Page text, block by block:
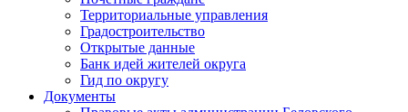
Территориальные управления
Градостроительство
Открытые данные
Банк идей жителей округа
Гид по округу
Документы